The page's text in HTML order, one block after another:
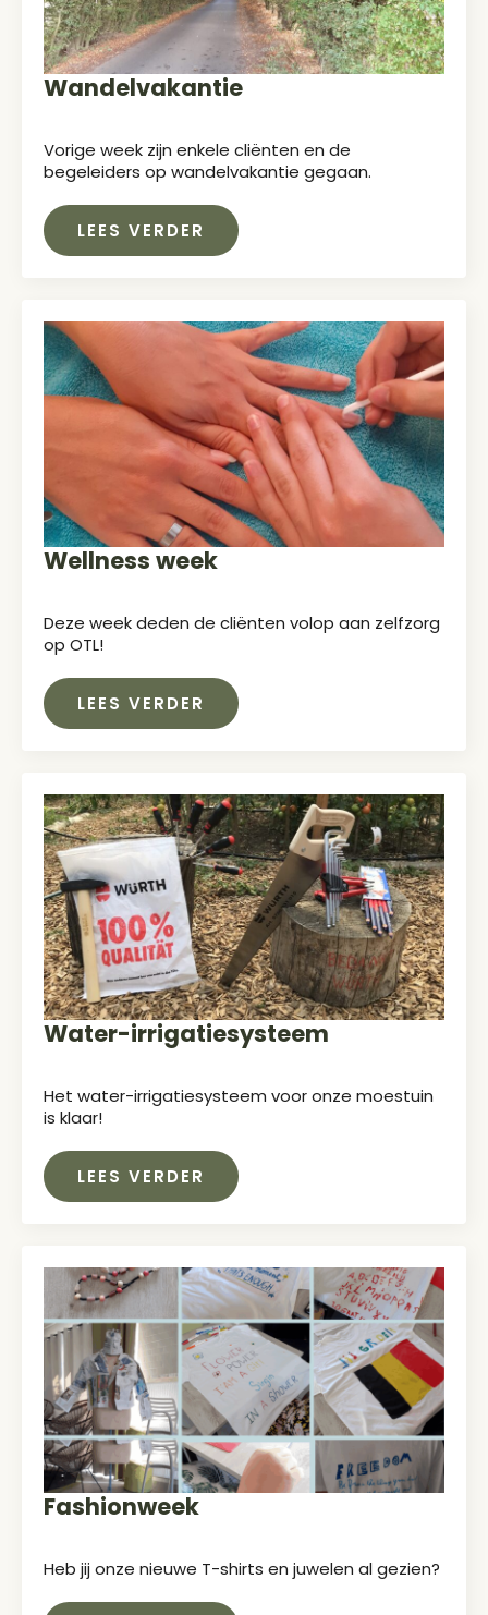
Wandelvakantie
Vorige week zijn enkele cliënten en de
begeleiders op wandelvakantie gegaan.
LEES VERDER
Wellness week
Deze week deden de cliënten volop aan zelfzorg
op OTL!
LEES VERDER
Water-irrigatiesysteem
Het water-irrigatiesysteem voor onze moestuin
is klaar!
LEES VERDER
Fashionweek
Heb jij onze nieuwe T-shirts en juwelen al gezien?